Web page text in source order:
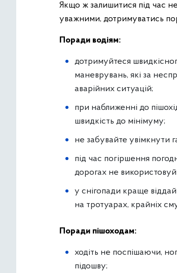
Якщо ж залишитися під час
уважними, дотримуватись
Поради водіям:
дотримуйтеся
маневрувань, які за
аварійних ситуацій;
при наближенні до
швидкість до мінімуму;
не забувайте увімкнути
під час погіршення
дорогах не
у снігопади краще
на тротуарах, крайніх
Поради пішоходам:
ходіть не поспішаючи,
підошву;